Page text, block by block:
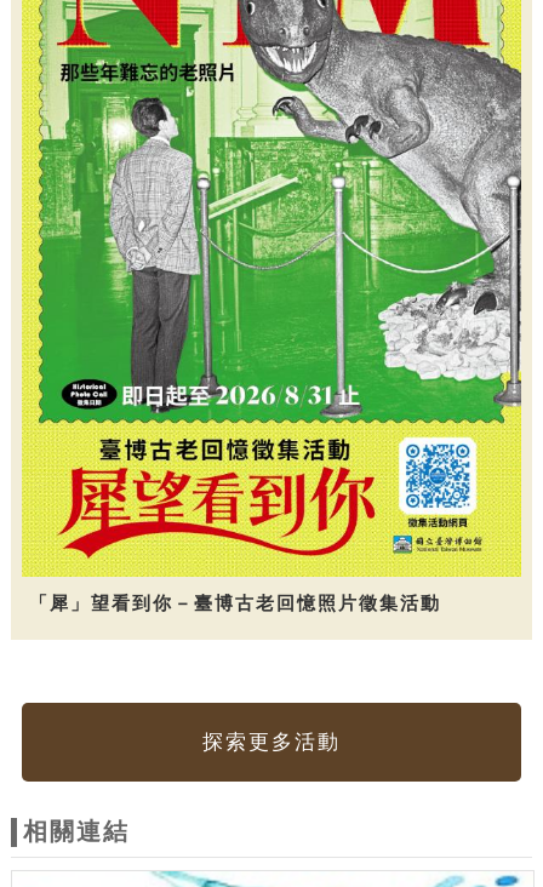
「犀」望看到你－臺博古老回憶照片徵集活動
探索更多活動
相關連結